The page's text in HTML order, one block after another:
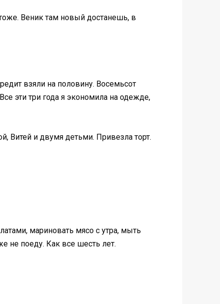
Веник там новый достанешь, в
взяли на половину. Восемьсот
эти три года я экономила на одежде,
Витей и двумя детьми. Привезла торт.
мариновать мясо с утра, мыть
не поеду. Как все шесть лет.